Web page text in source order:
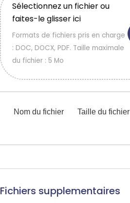
Nom du fichier Taille du fichier
Sélectionnez un fichier ou
faites-le glisser ici
Formats de fichiers pris en charge
: DOC, DOCX, PDF. Taille maximale
du fichier : 5 Mo
Fichiers supplementaires